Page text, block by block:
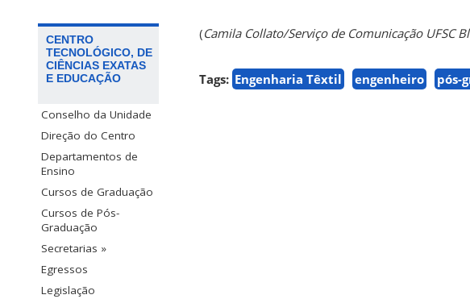
CENTRO
TECNOLÓGICO, DE
CIÊNCIAS EXATAS
E EDUCAÇÃO
Conselho da Unidade
Direção do Centro
Departamentos de
Ensino
Cursos de Graduação
Cursos de Pós-
Graduação
Secretarias »
Egressos
Legislação
(Camila Collato/Serviço de Comunicação UFSC
Tags: Engenharia Têxtil engenheiro pós-